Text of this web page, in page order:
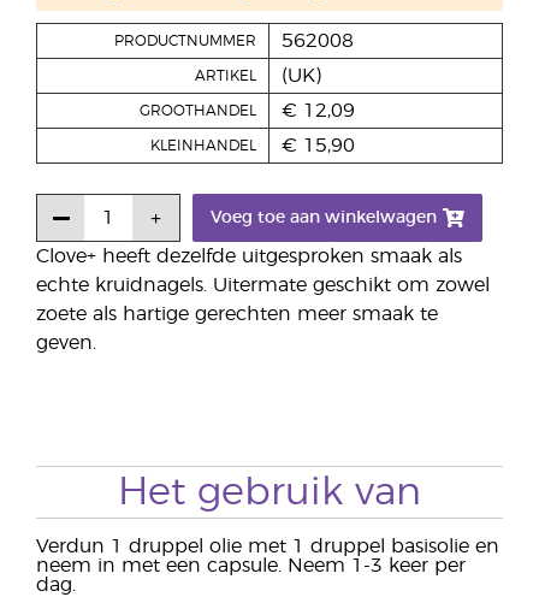
Clove+ heeft dezelfde uitgesproken smaak als
echte kruidnagels. Uitermate geschikt om zowel
zoete als hartige gerechten meer smaak te
geven.
PRODUCTNUMMER 562008
ARTIKEL (UK)
GROOTHANDEL € 12,09
KLEINHANDEL € 15,90
Voeg toe aan winkelwagen
Het gebruik van
Verdun 1 druppel olie met 1 druppel basisolie en
neem in met een capsule. Neem 1-3 keer per
dag.